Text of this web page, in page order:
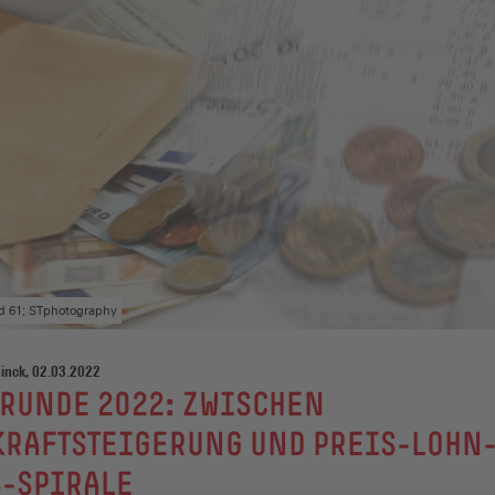
61; STphotography
02.03.2022
2022: ZWISCHEN
UND PREIS-
SPIRALE